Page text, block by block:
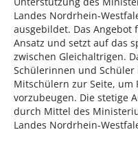
Landes Nordrhein-
ausgebildet. Das Angebot
Ansatz und setzt auf das
zwischen Gleichaltrigen.
Schülerinnen und
Mitschülern zur Seite,
vorzubeugen. Die stetige
durch Mittel des
Landes Nordrhein-